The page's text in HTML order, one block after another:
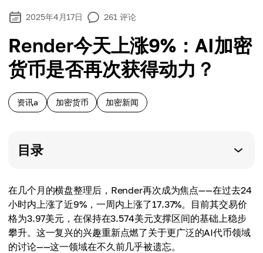
2025年4月17日 261 评论
Render今天上涨9%：AI加密
货币是否再次获得动力？
资讯a 加密货币 加密新闻
目录
在几个月的横盘整理后，Render再次成为焦点——在过去24
小时内上涨了近9%，一周内上涨了17.37%。目前其交易价
格为3.97美元，在保持在3.574美元支撑区间的基础上稳步
攀升。这一复兴的兴趣重新点燃了关于更广泛的AI代币领域
的讨论——这一领域在不久前几乎被遗忘。